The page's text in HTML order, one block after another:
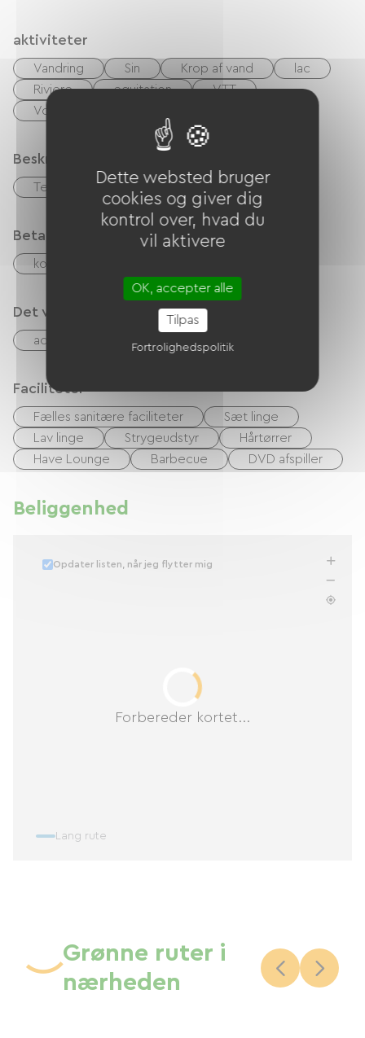
aktiviteter
Vandring Sin Krop af vand
lac
Riviere
equitation
VTT
Voie Verte
Beskrivelse
Terrasse
Betalingsmåder
kontrol
Det vi er gode til
accepterede dyr Table d'hôtes
Faciliteter
Fælles sanitære faciliteter
Sæt linge
Lav linge
Strygeudstyr
Hårtørrer
Have Lounge
Barbecue DVD afspiller
Beliggenhed
Forbereder kortet...
Opdater listen, når jeg flytter mig
Lang rute
Grønne ruter i
nærheden
Dette websted bruger
cookies og giver dig
kontrol over, hvad du
vil aktivere
OK, accepter alle
Tilpas
Fortrolighedspolitik